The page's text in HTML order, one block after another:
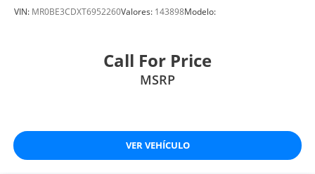
VIN: MR0BE3CDXT6952260Valores: 143898Modelo:
Call For Price
MSRP
VER VEHÍCULO